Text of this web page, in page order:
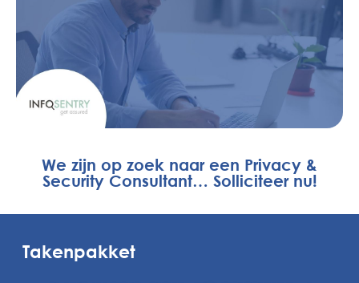
We zijn op zoek naar een Privacy &
Security Consultant… Solliciteer nu!
Takenpakket